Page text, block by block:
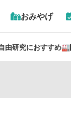
おみやげ
由研究におすすめ🏭